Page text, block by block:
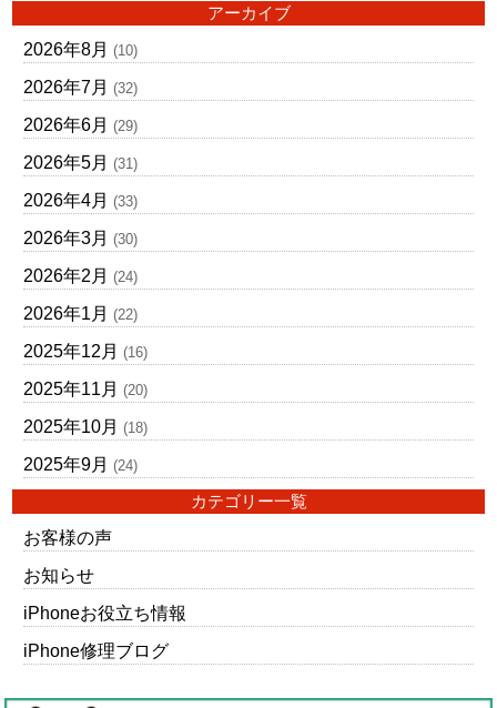
アーカイブ
2026年8月 (10)
2026年7月 (32)
2026年6月 (29)
2026年5月 (31)
2026年4月 (33)
2026年3月 (30)
2026年2月 (24)
2026年1月 (22)
2025年12月 (16)
2025年11月 (20)
2025年10月 (18)
2025年9月 (24)
カテゴリー一覧
お客様の声
お知らせ
iPhoneお役立ち情報
iPhone修理ブログ